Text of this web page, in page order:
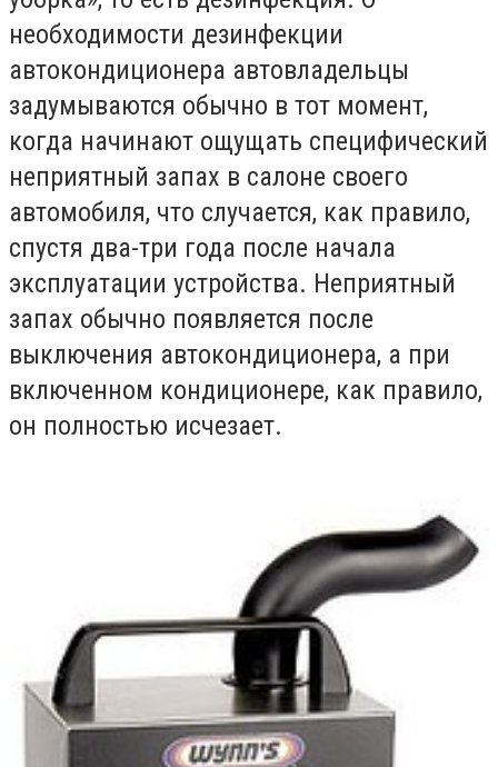
необходимости дезинфекции
автокондиционера автовладельцы
задумываются обычно в тот момент,
когда начинают ощущать специфический
неприятный запах в салоне своего
автомобиля, что случается, как правило,
спустя два-три года после начала
эксплуатации устройства. Неприятный
запах обычно появляется после
выключения автокондиционера, а при
включенном кондиционере, как правило,
он полностью исчезает.